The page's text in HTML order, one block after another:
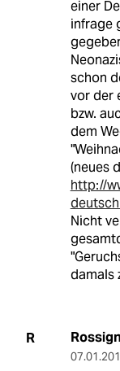
einer
infrage
schon
vor der
bzw.
dem
(neues
http://
Nicht
damals
R